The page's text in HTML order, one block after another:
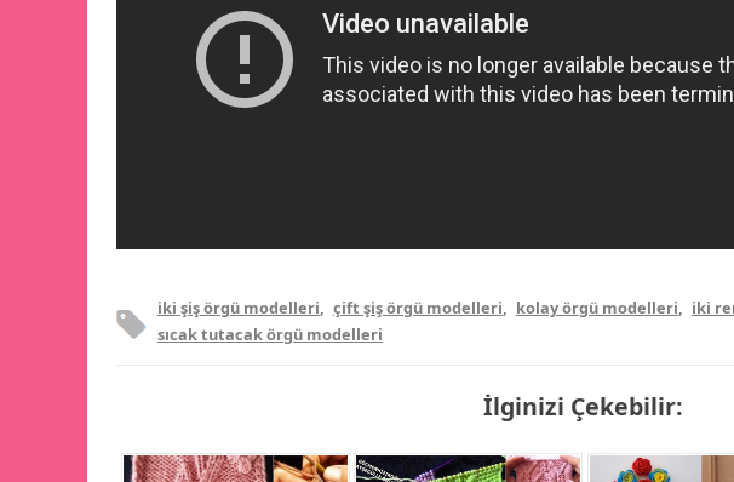
iki şiş örgü modelleri, çift şiş örgü modelleri, kolay örgü modelleri, iki
sıcak tutacak örgü modelleri
İlginizi Çekebilir: